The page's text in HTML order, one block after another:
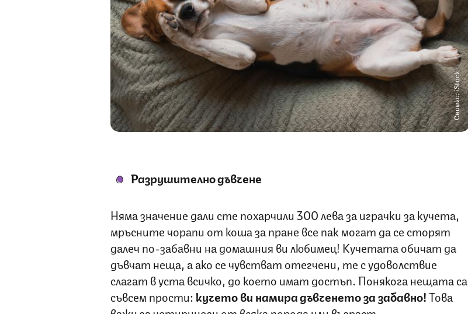
Снимка: iStock
Разрушително дъвчене
Няма значение дали сте похарчили 300 лева за играчки за кучета,
мръсните чорапи от коша за пране все пак могат да се сторят
далеч по-забавни на домашния ви любимец! Кучетата обичат да
дъвчат неща, а ако се чувстват отегчени, те с удоволствие
слагат в уста всичко, до което имат достъп. Понякога нещата са
съвсем прости: кучето ви намира дъвченето за забавно!Това